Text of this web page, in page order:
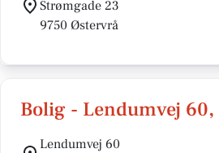
Strømgade 23
9750 Østervrå
Bolig - Lendumvej
Lendumvej 60